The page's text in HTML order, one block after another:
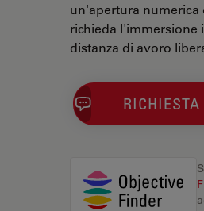
un'apertura
richieda l'immersione
distanza di avoro